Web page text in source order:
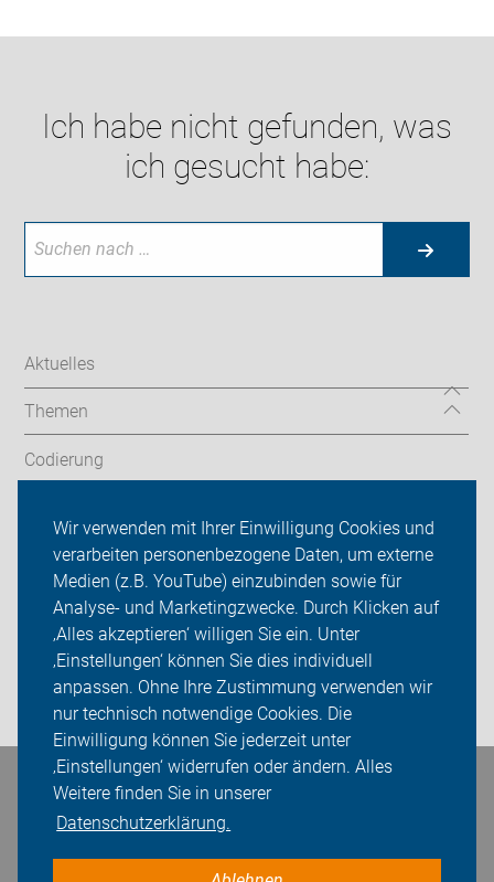
Wir verwenden mit Ihrer Einwilligung Cookies und
verarbeiten personenbezogene Daten, um externe
Medien (z.B. YouTube) einzubinden sowie für
Analyse- und Marketingzwecke. Durch Klicken auf
‚Alles akzeptieren‘ willigen Sie ein. Unter
‚Einstellungen‘ können Sie dies individuell
anpassen. Ohne Ihre Zustimmung verwenden wir
nur technisch notwendige Cookies. Die
Einwilligung können Sie jederzeit unter
‚Einstellungen‘ widerrufen oder ändern. Alles
Weitere finden Sie in unserer
Datenschutzerklärung.
Ich habe nicht gefunden, was
ich gesucht habe:
Aktuelles
Themen
Codierung
ADFC Oldenburg
Sei dabei
Presse
Login
Bleiben Sie in Kontakt